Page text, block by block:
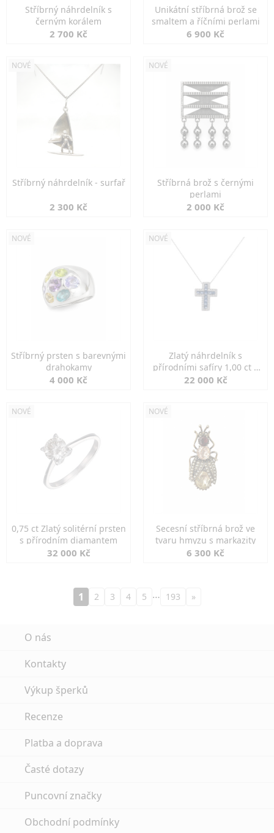
Stříbrný náhrdelník s
černým korálem
2 700 Kč
Unikátní stříbrná brož se
smaltem a říčními perlami
6 900 Kč
NOVÉ
Stříbrný náhrdelník - surfař
2 300 Kč
NOVÉ
Stříbrná brož s černými
perlami
2 000 Kč
NOVÉ
Stříbrný prsten s barevnými
drahokamy
4 000 Kč
NOVÉ
Zlatý náhrdelník s
přírodními safíry 1,00 ct a
diamanty
22 000 Kč
NOVÉ
0,75 ct Zlatý solitérní prsten
s přírodním diamantem
32 000 Kč
NOVÉ
Secesní stříbrná brož ve
tvaru hmyzu s markazity
6 300 Kč
1 2 3 4 5 … 193 »
O nás
Kontakty
Výkup šperků
Recenze
Platba a doprava
Časté dotazy
Puncovní značky
Obchodní podmínky